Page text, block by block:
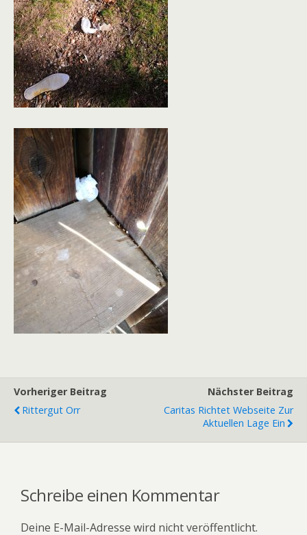
Vorheriger Beitrag
Rittergut Orr
Nächster Beitrag
Caritas Richtet Webseite Zur
Aktuellen Lage Ein
Schreibe einen Kommentar
Deine E-Mail-Adresse wird nicht veröffentlicht.